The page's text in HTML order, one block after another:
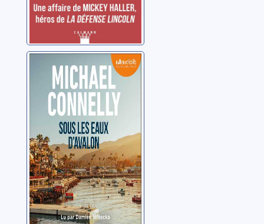
Sous les eaux
d'Avalon
Connelly, Michael